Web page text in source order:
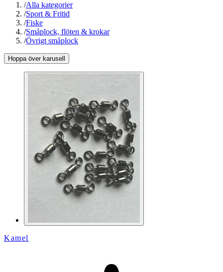
/Alla kategorier
/Sport & Fritid
/Fiske
/Småplock, flöten & krokar
/Övrigt småplock
Hoppa över karusell
Kamel